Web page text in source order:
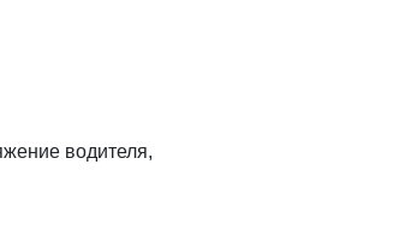
водителя,